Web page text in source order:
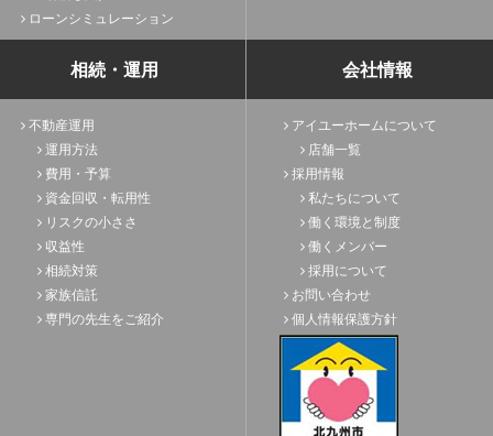
ローンシミュレーション
相続・運用
不動産運用
運用方法
費用・予算
資金回収・転用性
リスクの小ささ
収益性
相続対策
家族信託
専門の先生をご紹介
会社情報
アイユーホームについて
店舗一覧
採用情報
私たちについて
働く環境と制度
働くメンバー
採用について
お問い合わせ
個人情報保護方針